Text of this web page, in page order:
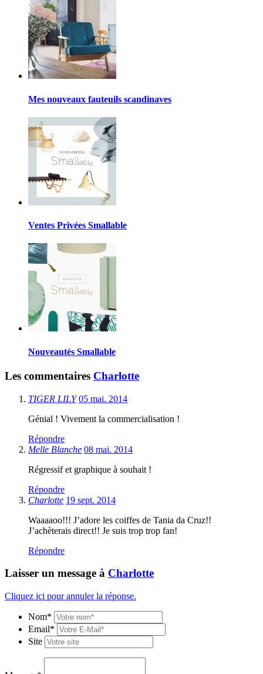
Mes nouveaux fauteuils scandinaves
Ventes Privées Smallable
Nouveautés Smallable
Les commentaires Charlotte
TIGER LILY 05 mai. 2014
Génial ! Vivement la commercialisation !
Répondre
Melle Blanche 08 mai. 2014
Régressif et graphique à souhait !
Répondre
Charlotte 19 sept. 2014
Waaaaoo!!! J’adore les coiffes de Tania da Cruz!!
J’achèterais direct!! Je suis trop trop fan!
Répondre
Laisser un message à Charlotte
Cliquez ici pour annuler la réponse.
Nom*
Email*
Site